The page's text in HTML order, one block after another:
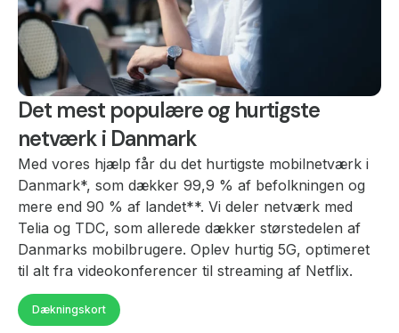
Det mest populære og hurtigste
netværk i Danmark
Med vores hjælp får du det hurtigste mobilnetværk i
Danmark*, som dækker 99,9 % af befolkningen og
mere end 90 % af landet**. Vi deler netværk med
Telia og TDC, som allerede dækker størstedelen af
Danmarks mobilbrugere. Oplev hurtig 5G, optimeret
til alt fra videokonferencer til streaming af Netflix.
Dækningskort